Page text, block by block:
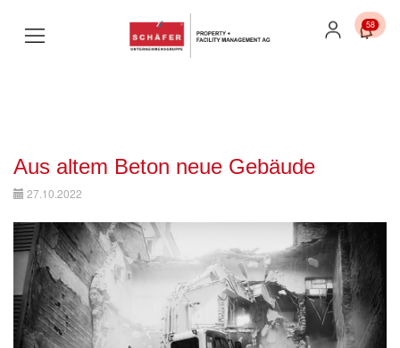
58
Aus altem Beton neue Gebäude
27.10.2022